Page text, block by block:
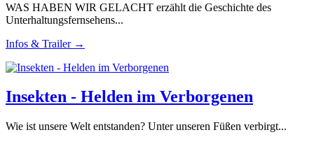
WAS HABEN WIR GELACHT erzählt die Geschichte des
Unterhaltungsfernsehens...
Infos & Trailer →
Insekten - Helden im Verborgenen
Wie ist unsere Welt entstanden? Unter unseren Füßen verbirgt...